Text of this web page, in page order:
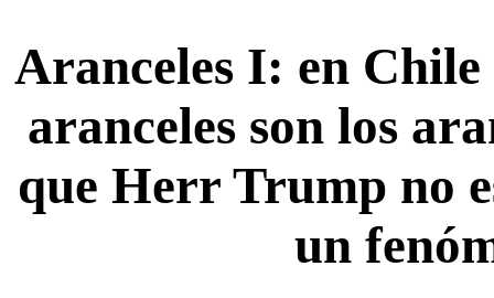
Aranceles I: en Chile
aranceles son los
que Herr Trump no
un